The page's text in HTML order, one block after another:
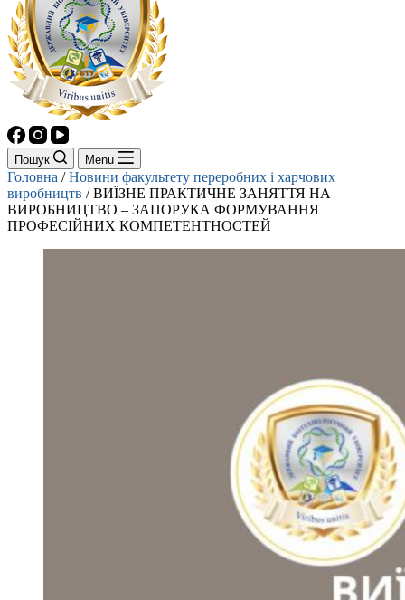
Пошук Menu
Головна /Новини факультету переробних і харчових
виробництв /ВИЇЗНЕ ПРАКТИЧНЕ ЗАНЯТТЯ НА
ВИРОБНИЦТВО – ЗАПОРУКА ФОРМУВАННЯ
ПРОФЕСІЙНИХ КОМПЕТЕНТНОСТЕЙ